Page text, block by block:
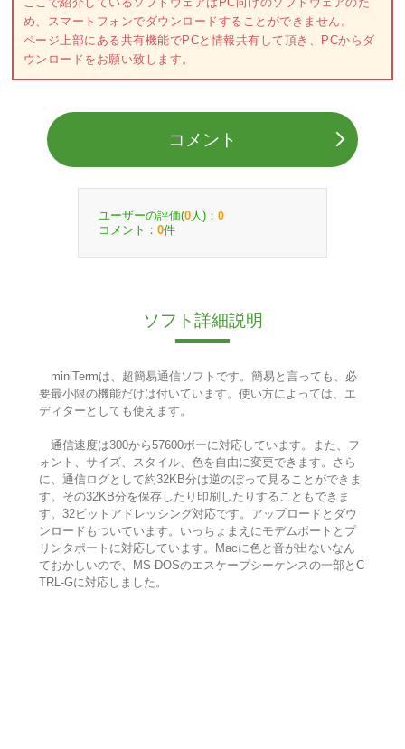
め、スマートフォンでダウンロードすることができません。
ページ上部にある共有機能でPCと情報共有して頂き、PCからダ
ウンロードをお願い致します。
コメント
ユーザーの評価(0 人)： 0
コメント： 0件
ソフト詳細説明
miniTermは、超簡易通信ソフトです。簡易と言っても、必
要最小限の機能だけは付いています。使い方によっては、エ
ディターとしても使えます。
通信速度は300から57600ボーに対応しています。また、フ
ォント、サイズ、スタイル、色を自由に変更できます。さら
に、通信ログとして約32KB分は逆のぼって見ることができま
す。その32KB分を保存したり印刷したりすることもできま
す。32ビットアドレッシング対応です。アップロードとダウ
ンロードもついています。いっちょまえにモデムポートとプ
リンタポートに対応しています。Macに色と音が出ないなん
ておかしいので、MS-DOSのエスケープシーケンスの一部とC
TRL-Gに対応しました。